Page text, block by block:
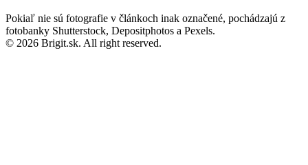
Pokiaľ nie sú fotografie v článkoch inak označené, pochádzajú z
fotobanky Shutterstock, Depositphotos a Pexels.
© 2026 Brigit.sk. All right reserved.